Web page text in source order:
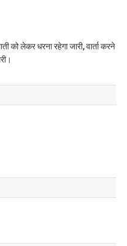
को लेकर धरना रहेगा जारी, वार्ता करने